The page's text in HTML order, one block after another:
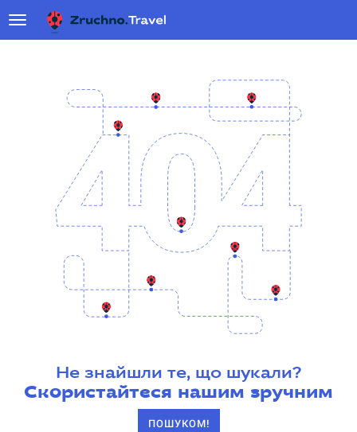
Не знайшли те, що шукали?
Скористайтеся нашим зручним
ПОШУКОМ!